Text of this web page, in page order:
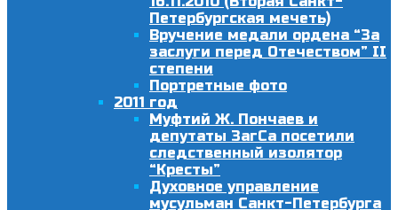
Петербургская мечеть)
Вручение медали ордена “За
заслуги перед Отечеством” II
степени
Портретные фото
2011 год
Муфтий Ж. Пончаев и
депутаты ЗагСа посетили
следственный изолятор
“Кресты”
Духовное управление
мусульман Санкт-Петербурга